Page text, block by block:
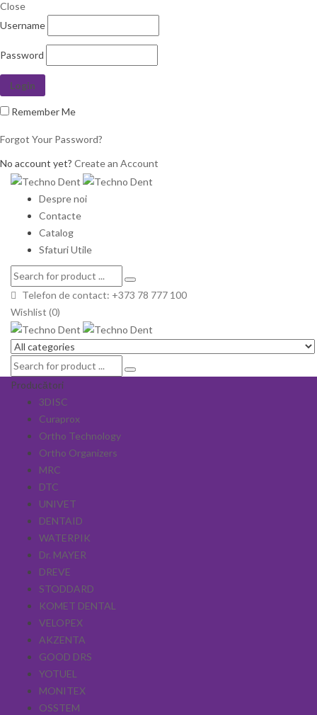
Close
Username
Password
Remember Me
Forgot Your Password?
No account yet? Create an Account
Despre noi
Contacte
Catalog
Sfaturi Utile
Telefon de contact: +373 78 777 100
Wishlist (0)
Producători
3DISC
Curaprox
Ortho Technology
Ortho Organizers
MRC
DTC
UNIVET
DENTAID
WATERPIK
Dr. MAYER
DREVE
STODDARD
KOMET DENTAL
VELOPEX
AKZENTA
GOOD DRS
YOTUEL
MONITEX
OSSTEM